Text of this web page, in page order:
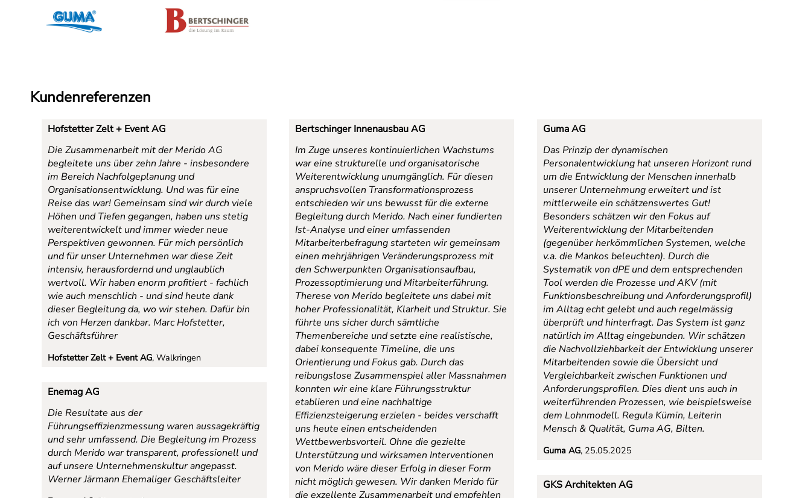
Kundenreferenzen
Hofstetter Zelt + Event AG
Die Zusammenarbeit mit der Merido AG
begleitete uns über zehn Jahre - insbesondere
im Bereich Nachfolgeplanung und
Organisationsentwicklung. Und was für eine
Reise das war! Gemeinsam sind wir durch viele
Höhen und Tiefen gegangen, haben uns stetig
weiterentwickelt und immer wieder neue
Perspektiven gewonnen. Für mich persönlich
und für unser Unternehmen war diese Zeit
intensiv, herausfordernd und unglaublich
wertvoll. Wir haben enorm profitiert - fachlich
wie auch menschlich - und sind heute dank
dieser Begleitung da, wo wir stehen. Dafür bin
ich von Herzen dankbar. Marc Hofstetter,
Geschäftsführer
Hofstetter Zelt + Event AG, Walkringen
Bertschinger Innenausbau AG
Im Zuge unseres kontinuierlichen Wachstums
war eine strukturelle und organisatorische
Weiterentwicklung unumgänglich. Für diesen
anspruchsvollen Transformationsprozess
entschieden wir uns bewusst für die externe
Begleitung durch Merido. Nach einer fundierten
Ist-Analyse und einer umfassenden
Mitarbeiterbefragung starteten wir gemeinsam
einen mehrjährigen Veränderungsprozess mit
den Schwerpunkten Organisationsaufbau,
Prozessoptimierung und Mitarbeiterführung.
Therese von Merido begleitete uns dabei mit
hoher Professionalität, Klarheit und Struktur. Sie
führte uns sicher durch sämtliche
Themenbereiche und setzte eine realistische,
dabei konsequente Timeline, die uns
Orientierung und Fokus gab. Durch das
reibungslose Zusammenspiel aller Massnahmen
konnten wir eine klare Führungsstruktur
etablieren und eine nachhaltige
Effizienzsteigerung erzielen - beides verschafft
uns heute einen entscheidenden
Wettbewerbsvorteil. Ohne die gezielte
Unterstützung und wirksamen Interventionen
von Merido wäre dieser Erfolg in dieser Form
nicht möglich gewesen. Wir danken Merido für
die exzellente Zusammenarbeit und empfehlen
Guma AG
Das Prinzip der dynamischen
Personalentwicklung hat unseren Horizont rund
um die Entwicklung der Menschen innerhalb
unserer Unternehmung erweitert und ist
mittlerweile ein schätzenswertes Gut!
Besonders schätzen wir den Fokus auf
Weiterentwicklung der Mitarbeitenden
(gegenüber herkömmlichen Systemen, welche
v.a. die Mankos beleuchten). Durch die
Systematik von dPE und dem entsprechenden
Tool werden die Prozesse und AKV (mit
Funktionsbeschreibung und Anforderungsprofil)
im Alltag echt gelebt und auch regelmässig
überprüft und hinterfragt. Das System ist ganz
natürlich im Alltag eingebunden. Wir schätzen
die Nachvollziehbarkeit der Entwicklung unserer
Mitarbeitenden sowie die Übersicht und
Vergleichbarkeit zwischen Funktionen und
Anforderungsprofilen. Dies dient uns auch in
weiterführenden Prozessen, wie beispielsweise
dem Lohnmodell. Regula Kümin, Leiterin
Mensch & Qualität, Guma AG, Bilten.
Guma AG, 25.05.2025
Enemag AG
Die Resultate aus der
Führungseffizienzmessung waren aussagekräftig
und sehr umfassend. Die Begleitung im Prozess
durch Merido war transparent, professionell und
auf unsere Unternehmenskultur angepasst.
Werner Järmann Ehemaliger Geschäftsleiter
GKS Architekten AG